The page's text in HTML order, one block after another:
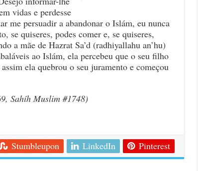
vidas e perdesse
me persuadir a abandonar o Islám, eu nunca
se quiseres, podes comer e, se quiseres,
a mãe de Hazrat Sa’d (radhiyallahu an’hu)
​​ao Islám, ela percebeu que o seu filho
ela quebrou o seu juramento e começou
Sahíh Muslim #1748)
Stumbleupon LinkedIn Pinterest